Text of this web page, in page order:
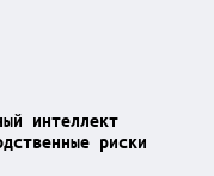
интеллект
риски